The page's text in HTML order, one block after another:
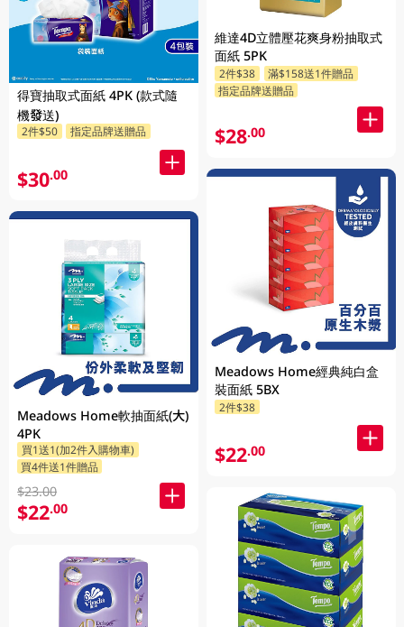
得寶抽取式面紙 4PK (款式隨
機發送)
2件$50 指定品牌送贈品
$30.00
Meadows Home軟抽面紙(大)
4PK
買1送1(加2件入購物車)
買4件送1件贈品
$23.00
$22.00
維達4D立體壓花爽身粉抽取式
面紙 5PK
2件$38
滿$158送1件贈品
指定品牌送贈品
$28.00
Meadows Home經典純白盒
裝面紙 5BX
2件$38
$22.00